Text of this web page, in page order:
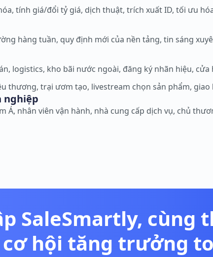
tính giá/đổi tỷ giá, dịch thuật, trích xuất ID, tối ưu
hàng tuần, quy định mới của nền tảng, tin sáng
logistics, kho bãi nước ngoài, đăng ký nhãn hiệu,
thương, trại ươm tạo, livestream chọn sản phẩm,
nghiệp
Á, nhân viên vận hành, nhà cung cấp dịch vụ, chủ
SaleSmartly,
cơ hội tăng trưởng